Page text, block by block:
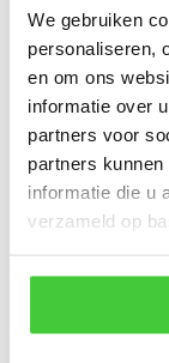
We gebruiken
personaliseren,
en om ons
informatie over
partners voor
partners
informatie die u
verzameld op
1280 kg
Aantal assen
2
Bouwjaar